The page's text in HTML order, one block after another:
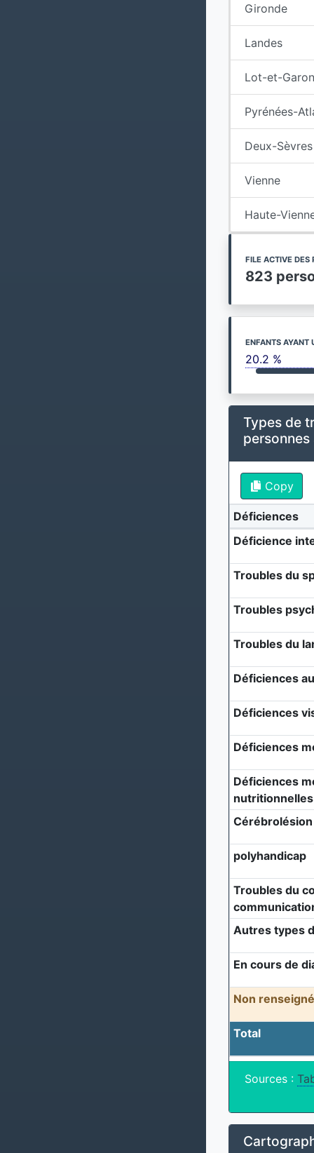
Gironde
Landes
Lot-et-
Pyrénées-
Deux-Sèvres
Vienne
Haute-
FILE ACTIVE DES
823
ENFANTS AYANT
20.2 %
Types de
Copy
Déficiences
Déficience
Troubles du
Troubles
Troubles du
Déficiences
Déficiences
Déficiences
Déficiences
nutritionnelles
Cérébrolésion
polyhandicap
Troubles du
Autres types
En cours de
Non
Total
Sources :